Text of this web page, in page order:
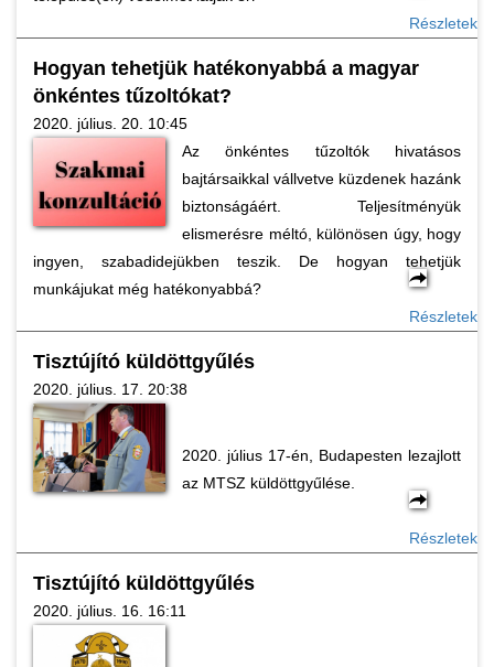
Részletek
Hogyan tehetjük hatékonyabbá a magyar
önkéntes tűzoltókat?
2020. július. 20. 10:45
Az önkéntes tűzoltók hivatásos
bajtársaikkal vállvetve küzdenek hazánk
biztonságáért. Teljesítményük
elismerésre méltó, különösen úgy, hogy
ingyen, szabadidejükben teszik. De hogyan tehetjük
munkájukat még hatékonyabbá?
Részletek
Tisztújító küldöttgyűlés
2020. július. 17. 20:38
2020. július 17-én, Budapesten lezajlott
az MTSZ küldöttgyűlése.
Részletek
Tisztújító küldöttgyűlés
2020. július. 16. 16:11